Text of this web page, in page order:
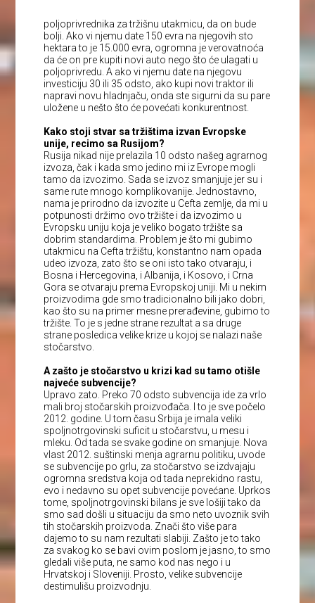
poljoprivrednika za tržišnu utakmicu, da on bude
bolji. Ako vi njemu date 150 evra na njegovih sto
hektara to je 15.000 evra, ogromna je verovatnoća
da će on pre kupiti novi auto nego što će ulagati u
poljoprivredu. A ako vi njemu date na njegovu
investiciju 30 ili 35 odsto, ako kupi novi traktor ili
napravi novu hladnjaču, onda ste sigurni da su pare
uložene u nešto što će povećati konkurentnost.
Kako stoji stvar sa tržištima izvan Evropske
unije, recimo sa Rusijom?
Rusija nikad nije prelazila 10 odsto našeg agrarnog
izvoza, čak i kada smo jedino mi iz Evrope mogli
tamo da izvozimo. Sada se izvoz smanjuje jer su i
same rute mnogo komplikovanije. Jednostavno,
nama je prirodno da izvozite u Cefta zemlje, da mi u
potpunosti držimo ovo tržište i da izvozimo u
Evropsku uniju koja je veliko bogato tržište sa
dobrim standardima. Problem je što mi gubimo
utakmicu na Cefta tržištu, konstantno nam opada
udeo izvoza, zato što se oni isto tako otvaraju, i
Bosna i Hercegovina, i Albanija, i Kosovo, i Crna
Gora se otvaraju prema Evropskoj uniji. Mi u nekim
proizvodima gde smo tradicionalno bili jako dobri,
kao što su na primer mesne prerađevine, gubimo to
tržište. To je s jedne strane rezultat a sa druge
strane posledica velike krize u kojoj se nalazi naše
stočarstvo.
A zašto je stočarstvo u krizi kad su tamo otišle
najveće subvencije?
Upravo zato. Preko 70 odsto subvencija ide za vrlo
mali broj stočarskih proizvođača. I to je sve počelo
2012. godine. U tom času Srbija je imala veliki
spoljnotrgovinski suficit u stočarstvu, u mesu i
mleku. Od tada se svake godine on smanjuje. Nova
vlast 2012. suštinski menja agrarnu politiku, uvode
se subvencije po grlu, za stočarstvo se izdvajaju
ogromna sredstva koja od tada neprekidno rastu,
evo i nedavno su opet subvencije povećane. Uprkos
tome, spoljnotrgovinski bilans je sve lošiji tako da
smo sad došli u situaciju da smo neto uvoznik svih
tih stočarskih proizvoda. Znači što više para
dajemo to su nam rezultati slabiji. Zašto je to tako
za svakog ko se bavi ovim poslom je jasno, to smo
gledali više puta, ne samo kod nas nego i u
Hrvatskoj i Sloveniji. Prosto, velike subvencije
destimulišu proizvodnju.